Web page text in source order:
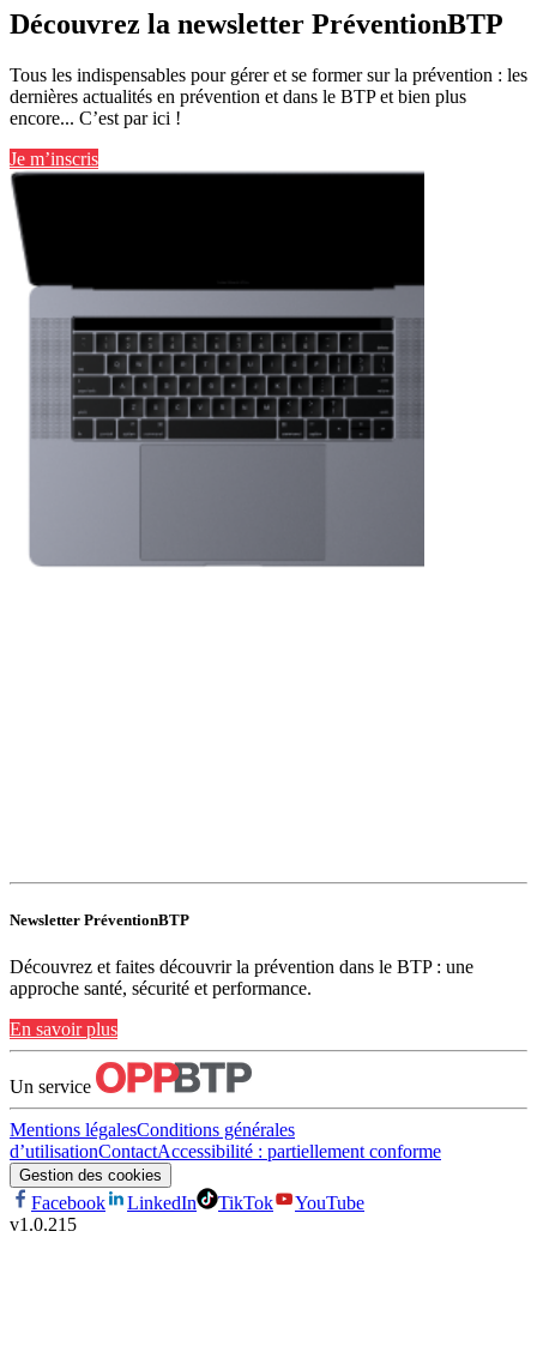
Découvrez la newsletter PréventionBTP
Tous les indispensables pour gérer et se former sur la prévention : les
dernières actualités en prévention et dans le BTP et bien plus
encore... C’est par ici !
Je m’inscris
Newsletter PréventionBTP
Découvrez et faites découvrir la prévention dans le BTP : une
approche santé, sécurité et performance.
En savoir plus
Un service
Mentions légalesConditions générales
d’utilisationContactAccessibilité : partiellement conforme
Gestion des cookies
Facebook LinkedIn TikTok
YouTube
v1.0.215